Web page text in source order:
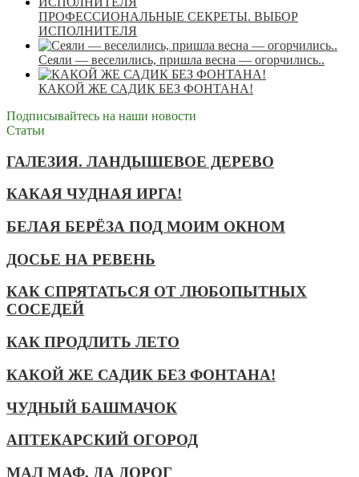
ПРОФЕССИОНАЛЬНЫЕ СЕКРЕТЫ. ВЫБОР
ИСПОЛНИТЕЛЯ
Сеяли — веселились, пришла весна — огорчились..
КАКОЙ ЖЕ САДИК БЕЗ ФОНТАНА!
Подписывайтесь на наши новости
Cтатьи
ГАЛЕЗИЯ. ЛАНДЫШЕВОЕ ДЕРЕВО
КАКАЯ ЧУДНАЯ ИРГА!
БЕЛАЯ БЕРЁЗА ПОД МОИМ ОКНОМ
ДОСЬЕ НА РЕВЕНЬ
КАК СПРЯТАТЬСЯ ОТ ЛЮБОПЫТНЫХ
СОСЕДЕЙ
КАК ПРОДЛИТЬ ЛЕТО
КАКОЙ ЖЕ САДИК БЕЗ ФОНТАНА!
ЧУДНЫЙ БАШМАЧОК
АПТЕКАРСКИЙ ОГОРОД
МАЛ МАФ, ДА ДОРОГ